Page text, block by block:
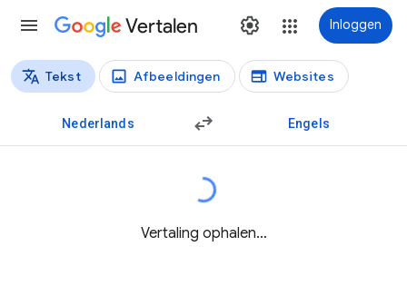
Vertalen Inloggen
Vertaaltypen
Tekst Afbeeldingen Websites
Nederlands Engels
Vertaling ophalen…